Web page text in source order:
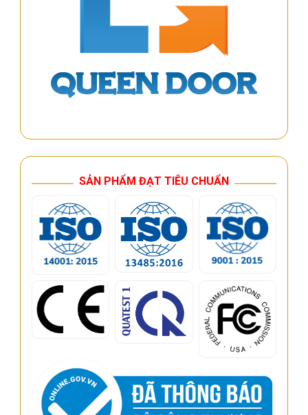
SẢN PHẨM ĐẠT TIÊU CHUẨN